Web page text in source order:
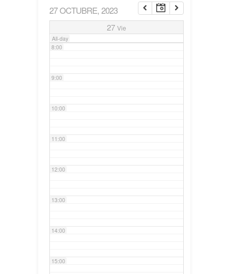
27 OCTUBRE, 2023
27 Vie
All-day
7:00
8:00
9:00
10:00
11:00
12:00
13:00
14:00
15:00